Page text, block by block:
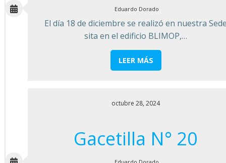
Eduardo Dorado
El día 18 de diciembre se realizó en nuestra
sita en el edificio BLIMOP,…
LEER MÁS
octubre 28, 2024
Gacetilla N° 20